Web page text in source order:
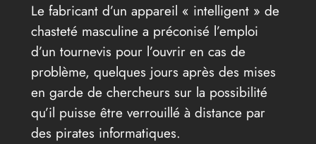
Le fabricant d’un appareil « intelligent » de
chasteté masculine a préconisé l’emploi
d’un tournevis pour l’ouvrir en cas de
problème, quelques jours après des mises
en garde de chercheurs sur la possibilité
qu’il puisse être verrouillé à distance par
des pirates informatiques.